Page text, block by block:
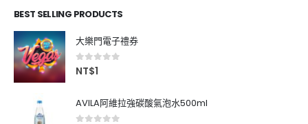
BEST SELLING PRODUCTS
大樂門電子禮券
0out of 5
NT$1
AVILA阿維拉強碳酸氣泡水500ml